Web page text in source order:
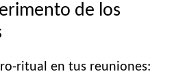
de los
ritual en tus reuniones: